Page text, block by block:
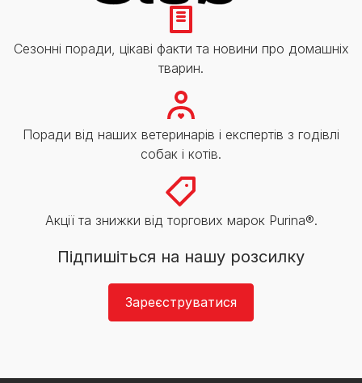
Сезонні поради, цікаві факти та новини про домашніх
тварин.
Поради від наших ветеринарів і експертів з годівлі
собак і котів.
Акції та знижки від торгових марок Purina®.
Підпишіться на нашу розсилку
Зареєструватися